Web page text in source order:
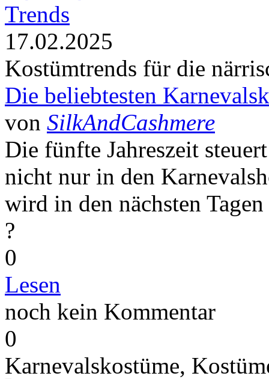
Trends
17.02.2025
Kostümtrends für die
Die beliebtesten
von SilkAndCashmere
Die fünfte Jahreszeit
nicht nur in den
wird in den nächsten Tagen
?
0
Lesen
noch kein Kommentar
0
Karnevalskostüme,